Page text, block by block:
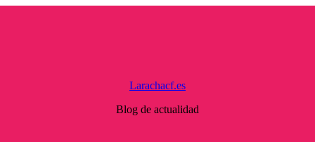
Larachacf.es
Blog de actualidad